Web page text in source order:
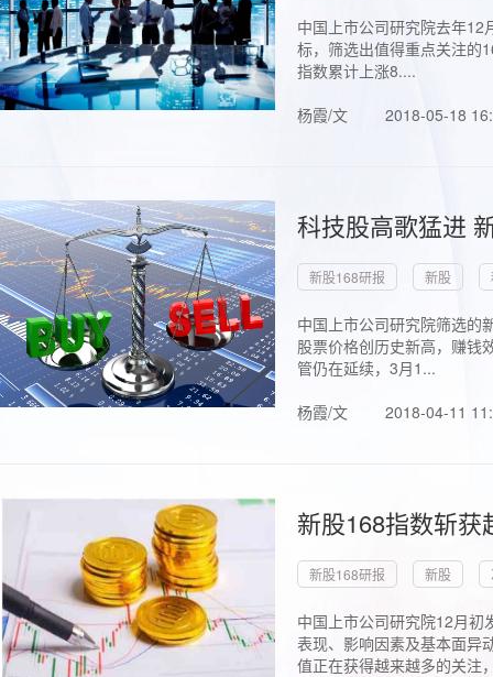
中国上市公司研究院去年
标，筛选出值得重点关注的
指数累计上涨8....
杨霞/文
2018-05-18
科技股高歌猛进
新股168研报 新股
中国上市公司研究院筛选的
股票价格创历史新高，赚钱
管仍在延续，3月1...
杨霞/文
2018-04-11
新股168指数斩
新股168研报 新股
中国上市公司研究院12月初
表现、影响因素及基本面异
值正在获得越来越多的关注